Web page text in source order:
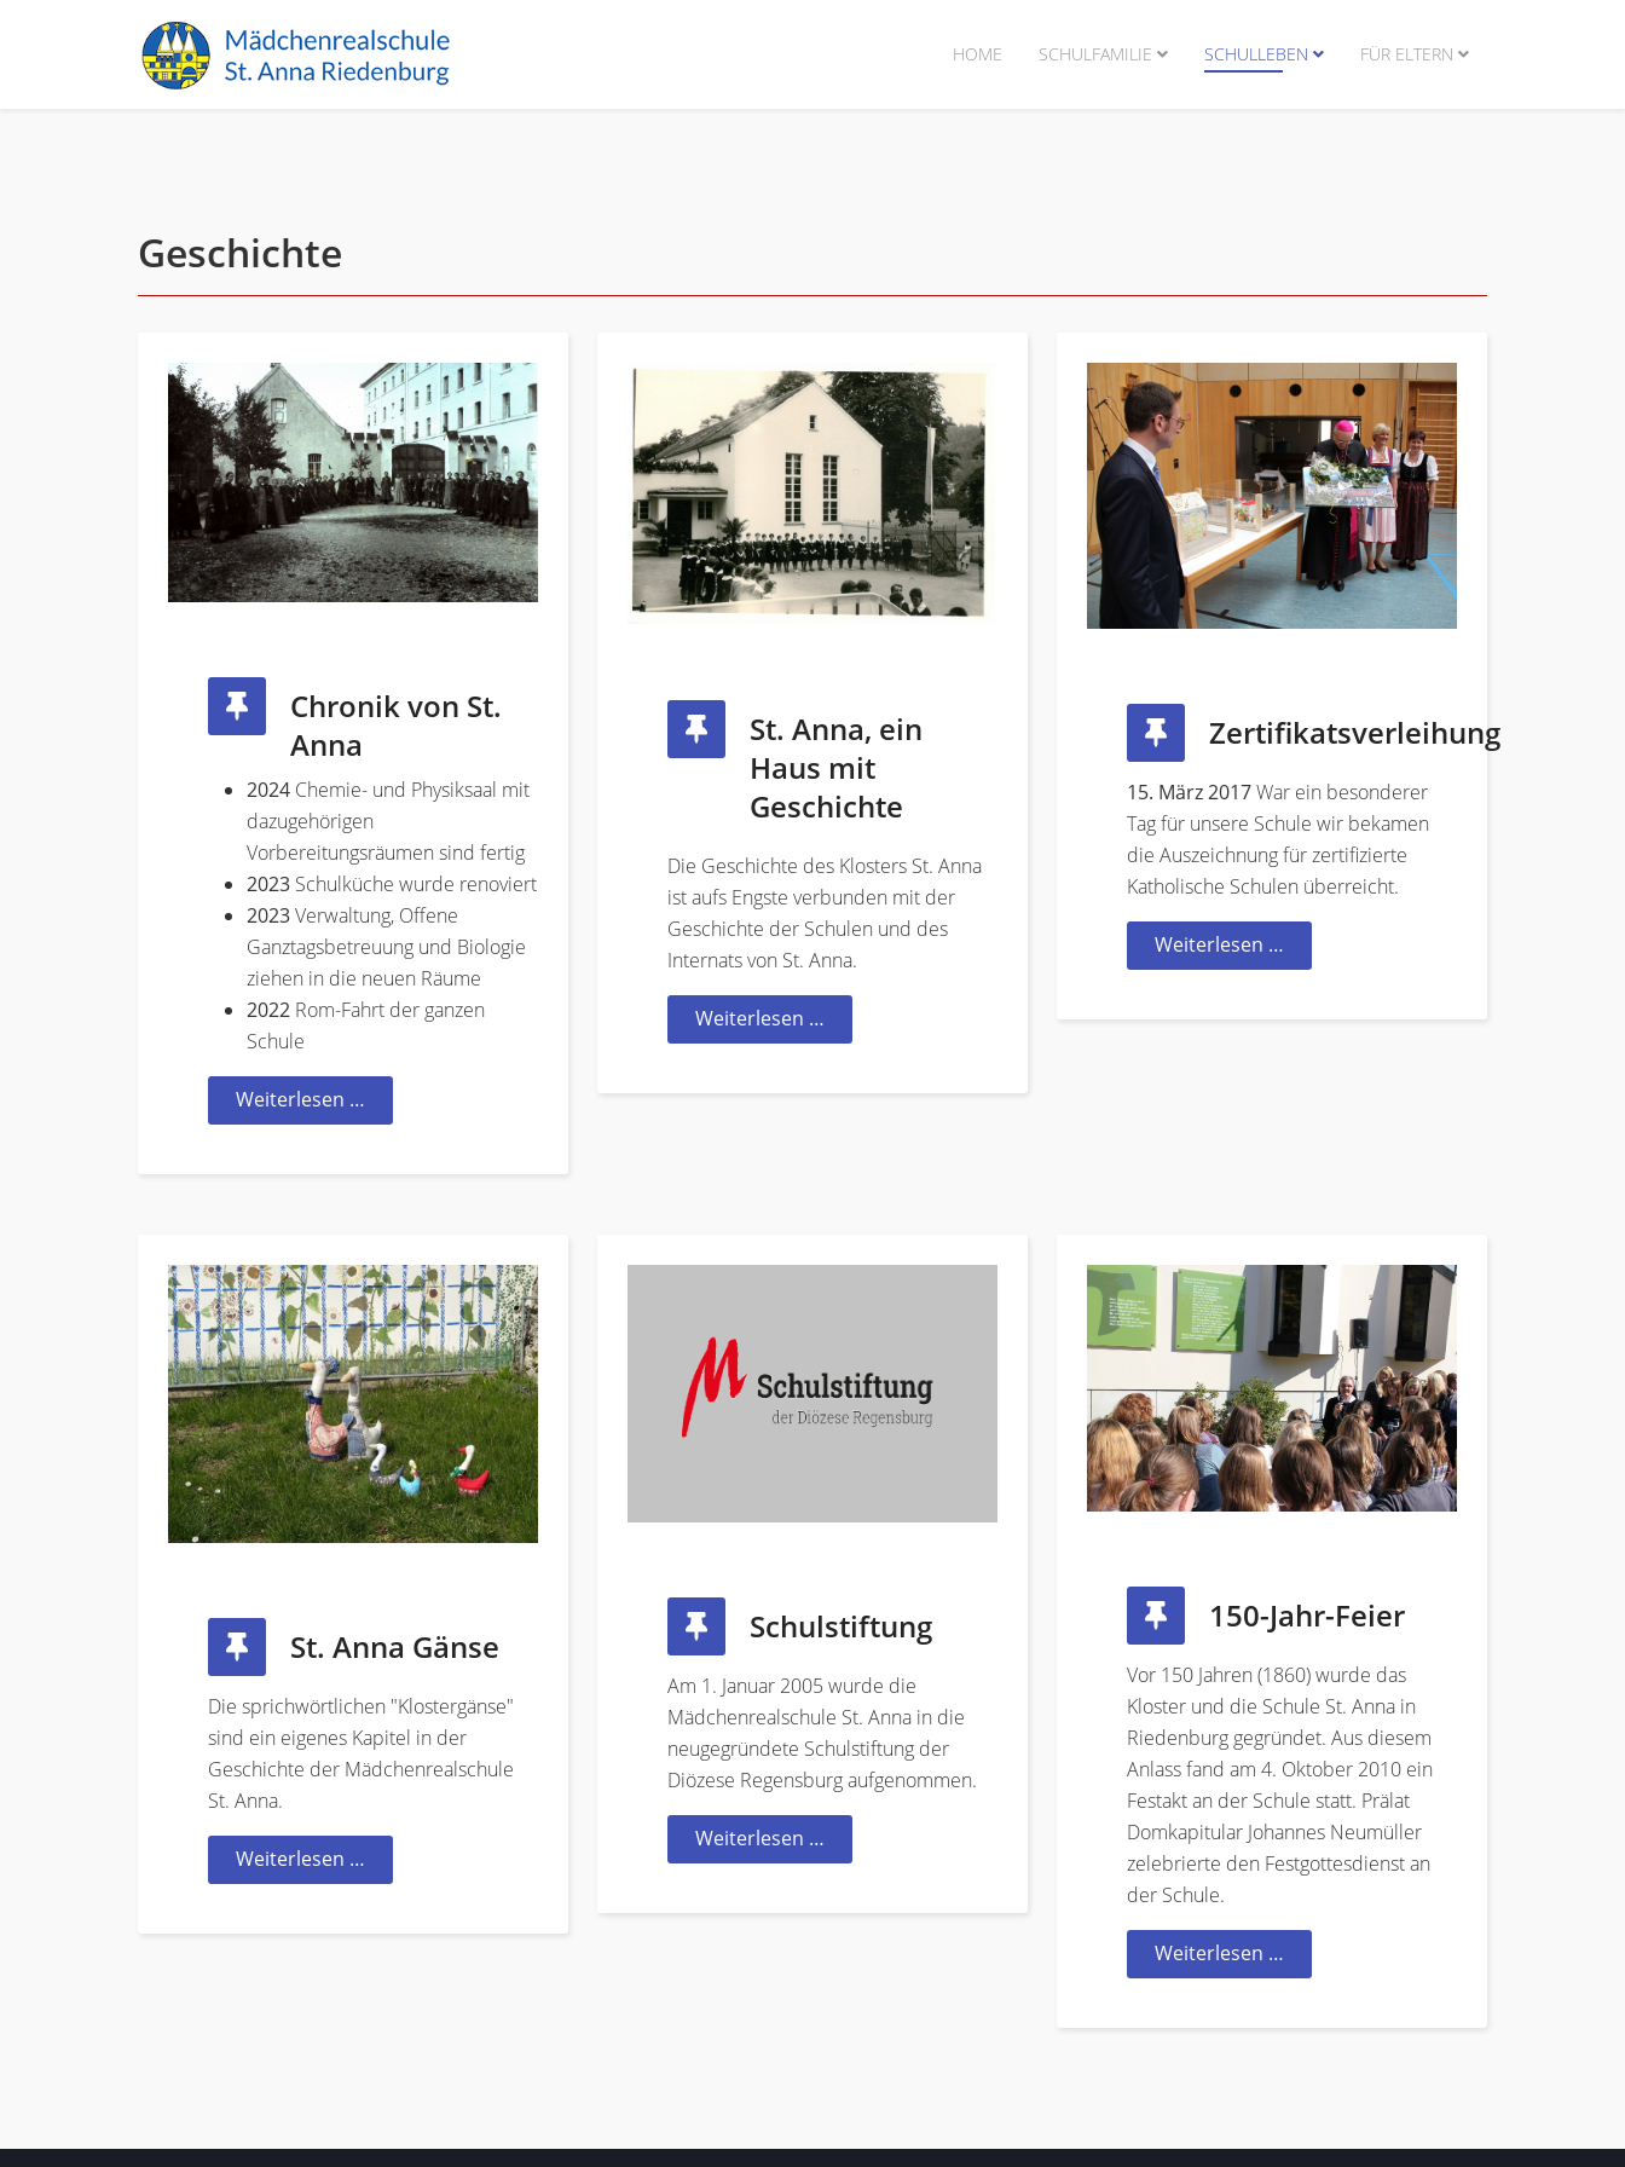
HOME SCHULFAMILIE SCHULLEBEN FÜR ELTERN
Geschichte
Chronik von St.
Anna
2024 Chemie- und Physiksaal mit
dazugehörigen
Vorbereitungsräumen sind fertig
2023 Schulküche wurde renoviert
2023Verwaltung, Offene
Ganztagsbetreuung und Biologie
ziehen in die neuen Räume
2022 Rom-Fahrt der ganzen
Schule
Weiterlesen …
St. Anna, ein
Haus mit
Geschichte
Die Geschichte des Klosters St. Anna
ist aufs Engste verbunden mit der
Geschichte der Schulen und des
Internats von St. Anna.
Weiterlesen …
Zertifikatsverleihung
15. März 2017War ein besonderer
Tag für unsere Schule wir bekamen
die Auszeichnung für zertifizierte
Katholische Schulen überreicht.
Weiterlesen …
St. Anna Gänse
Die sprichwörtlichen "Klostergänse"
sind ein eigenes Kapitel in der
Geschichte der Mädchenrealschule
St. Anna.
Weiterlesen …
Schulstiftung
Am 1. Januar 2005 wurde die
Mädchenrealschule St. Anna in die
neugegründete Schulstiftung der
Diözese Regensburg aufgenommen.
Weiterlesen …
150-Jahr-Feier
Vor 150 Jahren (1860) wurde das
Kloster und die Schule St. Anna in
Riedenburg gegründet. Aus diesem
Anlass fand am 4. Oktober 2010 ein
Festakt an der Schule statt. Prälat
Domkapitular Johannes Neumüller
zelebrierte den Festgottesdienst an
der Schule.
Weiterlesen …